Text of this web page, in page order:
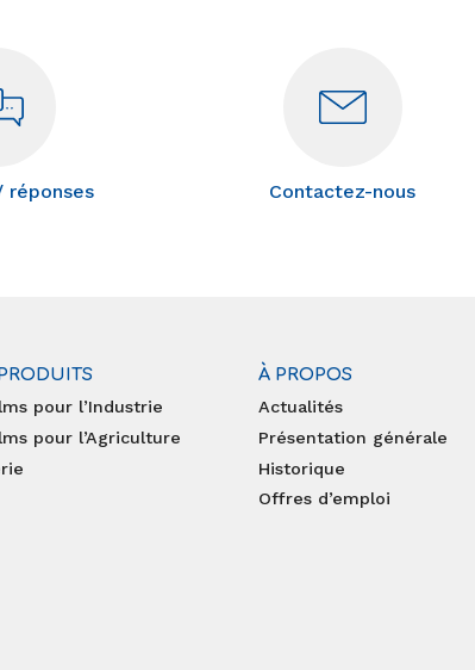
réponses Contactez-nous
pour l’Industrie
pour l’Agriculture
À PROPOS
Actualités
Présentation générale
Historique
Offres d’emploi